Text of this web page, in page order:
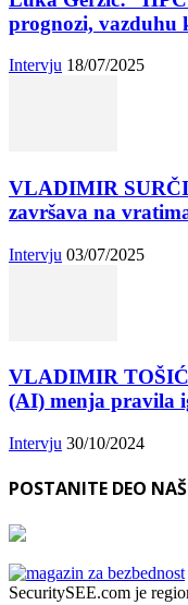
prognozi, vazduhu
Intervju 18/07/2025
VLADIMIR
završava na
Intervju 03/07/2025
VLADIMIR
(AI) menja pravila
Intervju 30/10/2024
POSTANITE DEO
SecuritySEE.com je